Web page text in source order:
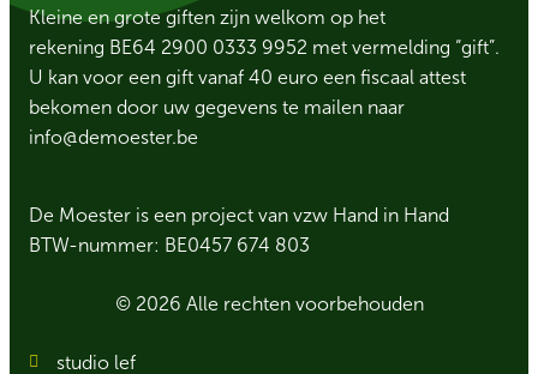
Kleine en grote giften zijn welkom op het
rekening BE64 2900 0333 9952 met vermelding “gift”.
U kan voor een gift vanaf 40 euro een fiscaal attest
bekomen door uw gegevens te mailen naar
info@demoester.be
De Moester is een project van vzw Hand in Hand
BTW-nummer: BE0457 674 803
© 2026 Alle rechten voorbehouden
studio lef